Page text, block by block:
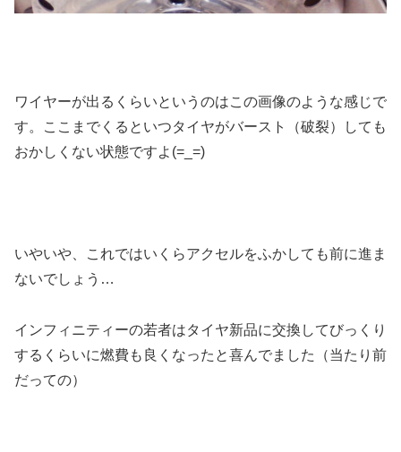
ワイヤーが出るくらいというのはこの画像のような感じで
す。ここまでくるといつタイヤがバースト（破裂）しても
おかしくない状態ですよ(=_=)
いやいや、これではいくらアクセルをふかしても前に進ま
ないでしょう…
インフィニティーの若者はタイヤ新品に交換してびっくり
するくらいに燃費も良くなったと喜んでました（当たり前
だっての）